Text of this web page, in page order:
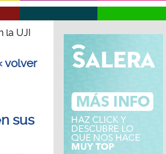
la UJI
volver
sus